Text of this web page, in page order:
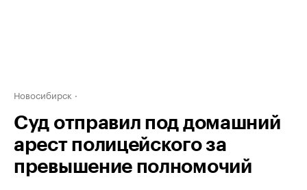
Новосибирск
Суд отправил под домашний
арест полицейского за
превышение полномочий